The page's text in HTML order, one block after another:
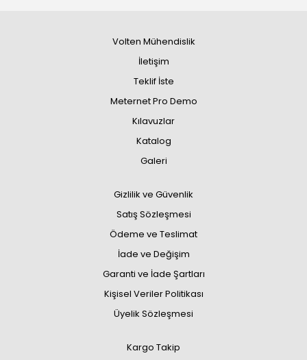
Volten Mühendislik
İletişim
Teklif İste
Meternet Pro Demo
Kılavuzlar
Katalog
Galeri
Gizlilik ve Güvenlik
Satış Sözleşmesi
Ödeme ve Teslimat
İade ve Değişim
Garanti ve İade Şartları
Kişisel Veriler Politikası
Üyelik Sözleşmesi
Kargo Takip